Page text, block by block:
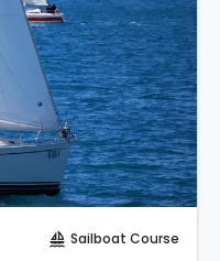
sailing Sailboat Course